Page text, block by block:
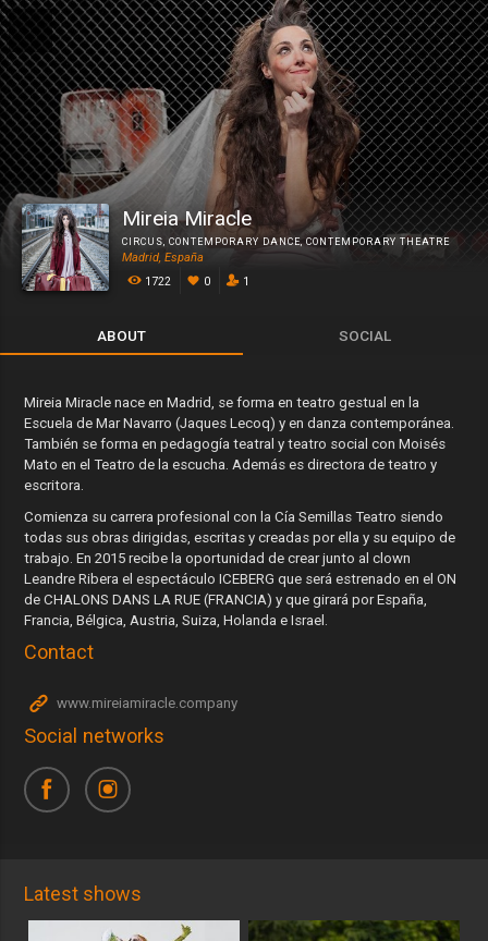
Mireia Miracle
CIRCUS, CONTEMPORARY DANCE, CONTEMPORARY THEATRE
Madrid, España
1722
0 1
ABOUT SOCIAL
Mireia Miracle nace en Madrid, se forma en teatro gestual en la
Escuela de Mar Navarro (Jaques Lecoq) y en danza contemporánea.
También se forma en pedagogía teatral y teatro social con Moisés
Mato en el Teatro de la escucha. Además es directora de teatro y
escritora.
Comienza su carrera profesional con la Cía Semillas Teatro siendo
todas sus obras dirigidas, escritas y creadas por ella y su equipo de
trabajo. En 2015 recibe la oportunidad de crear junto al clown
Leandre Ribera el espectáculo ICEBERG que será estrenado en el ON
de CHALONS DANS LA RUE (FRANCIA) y que girará por España,
Francia, Bélgica, Austria, Suiza, Holanda e Israel.
Contact
www.mireiamiracle.company
Social networks
Latest shows